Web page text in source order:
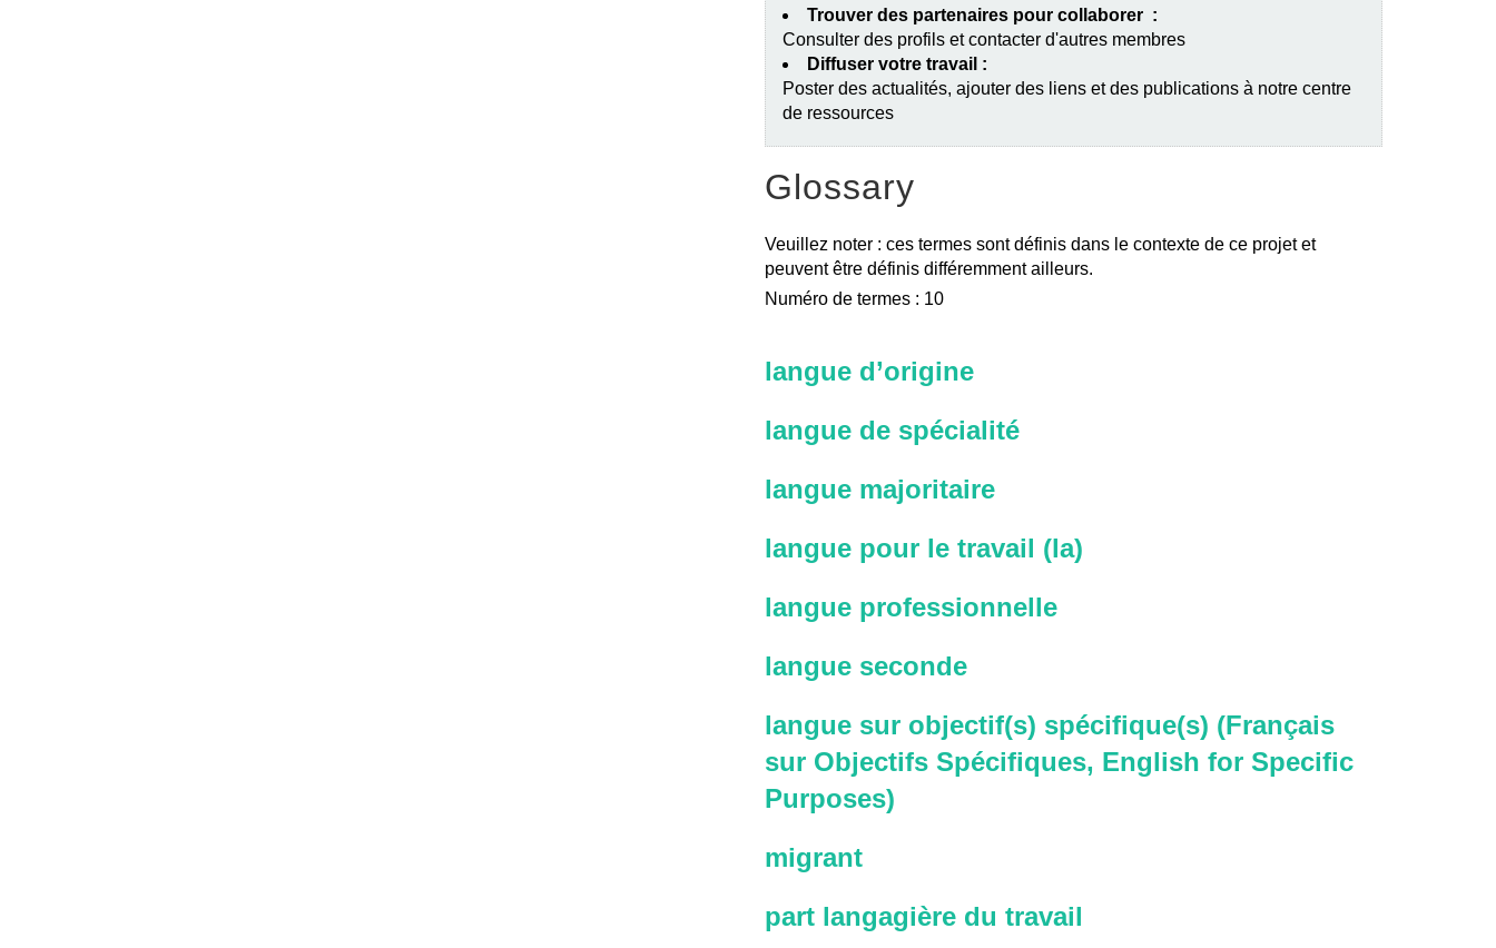
Trouver des partenaires pour collaborer :
Consulter des profils et contacter d'autres membres
Diffuser votre travail :
Poster des actualités, ajouter des liens et des publications à notre centre
de ressources
Glossary
Veuillez noter : ces termes sont définis dans le contexte de ce projet et
peuvent être définis différemment ailleurs.
Numéro de termes : 10
langue d’origine
langue de spécialité
langue majoritaire
langue pour le travail (la)
langue professionnelle
langue seconde
langue sur objectif(s) spécifique(s) (Français
sur Objectifs Spécifiques, English for Specific
Purposes)
migrant
part langagière du travail